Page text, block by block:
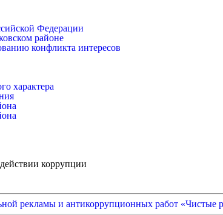
Федерации
районе
конфликта интересов
характера
коррупции
рекламы и антикоррупционных работ «Чистые